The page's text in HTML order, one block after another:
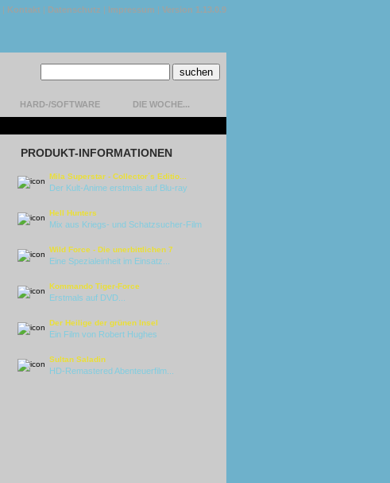
| Kontakt | Datenschutz | Impressum | Version 1.13.0.9
HARD-/SOFTWARE DIE WOCHE...
PRODUKT-INFORMATIONEN
Mila Superstar - Collector´s Editio...
Der Kult-Anime erstmals auf Blu-ray
Hell Hunters
Mix aus Kriegs- und Schatzsucher-Film
Wild Force - Die unerbittlichen 7
Eine Spezialeinheit im Einsatz...
Kommando Tiger-Force
Erstmals auf DVD...
Der Heilige der grünen Insel
Ein Film von Robert Hughes
Sultan Saladin
HD-Remastered Abenteuerfilm...